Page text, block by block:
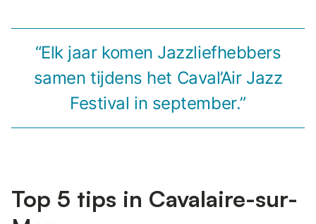
“Elk jaar komen Jazzliefhebbers
samen tijdens het Caval’Air Jazz
Festival in september.”
Top 5 tips in Cavalaire-sur-